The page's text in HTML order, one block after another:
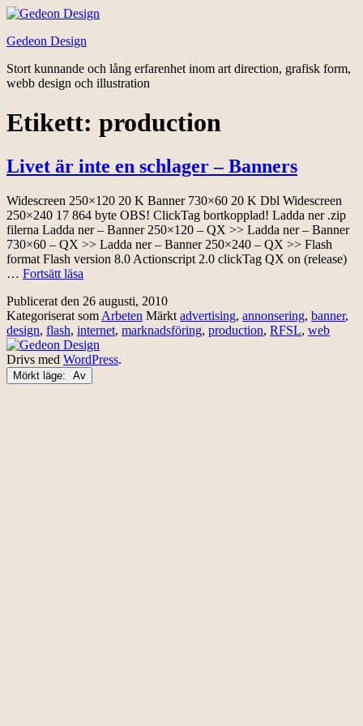
Hoppa
innehåll
Gedeon Design
Stort kunnande och lång erfarenhet inom art direction, grafisk form,
webb design och illustration
Etikett: production
Livet är inte en schlager – Banners
Widescreen 250×120 20 K Banner 730×60 20 K Dbl Widescreen
250×240 17 864 byte OBS! ClickTag bortkopplad! Ladda ner .zip
filerna Ladda ner – Banner 250×120 – QX >> Ladda ner – Banner
730×60 – QX >> Ladda ner – Banner 250×240 – QX >> Flash
format Flash version 8.0 Actionscript 2.0 clickTag QX on (release)
… Fortsätt läsa
inte
en
schlager
–
Banners
Publicerat den 26 augusti, 2010
Kategoriserat som Arbeten Märkt advertising, annonsering, banner,
design, flash, internet, marknadsföring, production, RFSL, web
Drivs med WordPress.
Mörkt läge: